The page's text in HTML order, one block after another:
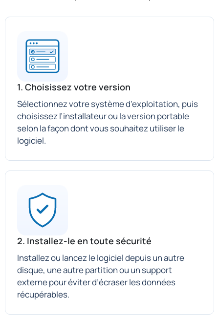
1. Choisissez votre version
Sélectionnez votre système d’exploitation, puis
choisissez l’installateur ou la version portable
selon la façon dont vous souhaitez utiliser le
logiciel.
2. Installez-le en toute sécurité
Installez ou lancez le logiciel depuis un autre
disque, une autre partition ou un support
externe pour éviter d’écraser les données
récupérables.